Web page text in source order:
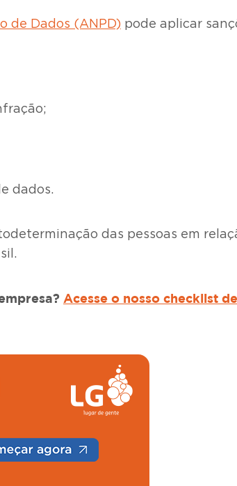
de Dados (ANPD) pode aplicar
dados.
das pessoas em
Acesse o nosso checklist